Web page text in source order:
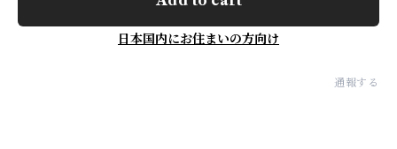
日本国内にお住まいの方向け
通報する